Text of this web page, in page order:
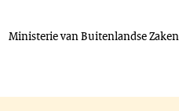
Ministerie van Buitenlandse Zaken